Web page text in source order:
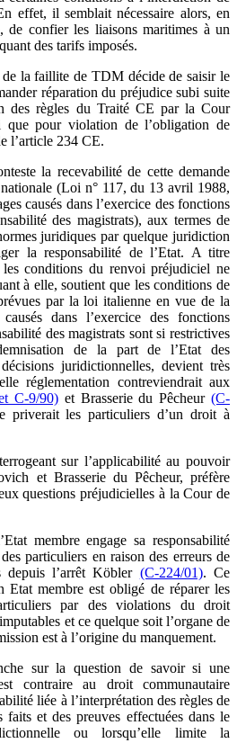
effet, il semblait nécessaire alors, en
de confier les liaisons maritimes à un
des tarifs imposés.
de la faillite de TDM décide de saisir le
réparation du préjudice subi suite
des règles du Traité CE par la Cour
que pour violation de l’obligation de
l’article 234 CE.
la recevabilité de cette demande
(Loi n° 117, du 13 avril 1988,
causés dans l’exercice des fonctions
des magistrats), aux termes de
juridiques par quelque juridiction
la responsabilité de l’Etat. A titre
conditions du renvoi préjudiciel ne
à elle, soutient que les conditions de
par la loi italienne en vue de la
dans l’exercice des fonctions
des magistrats sont si restrictives
de la part de l’Etat des
juridictionnelles, devient très
réglementation contreviendrait aux
C-9/90) et Brasserie du Pêcheur(C-
priverait les particuliers d’un droit à
sur l’applicabilité au pouvoir
et Brasserie du Pêcheur, préfère
questions préjudicielles à la Cour de
membre engage sa responsabilité
particuliers en raison des erreurs de
l’arrêt Köbler (C-224/01). Ce
Etat membre est obligé de réparer les
par des violations du droit
et ce quelque soit l’organe de
est à l’origine du manquement.
sur la question de savoir si une
contraire au droit communautaire
liée à l’interprétation des règles de
faits et des preuves effectuées dans le
ou lorsqu’elle limite la